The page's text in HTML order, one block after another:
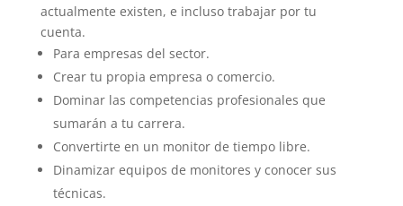
actualmente existen, e incluso trabajar por tu
cuenta.
Para empresas del sector.
Crear tu propia empresa o comercio.
Dominar las competencias profesionales que
sumarán a tu carrera.
Convertirte en un monitor de tiempo libre.
Dinamizar equipos de monitores y conocer sus
técnicas.